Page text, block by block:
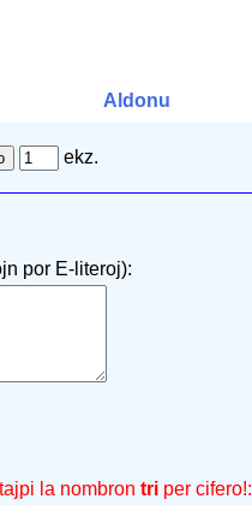
Aldonu
ekz.
por E-literoj):
la nombron tri per cifero!: